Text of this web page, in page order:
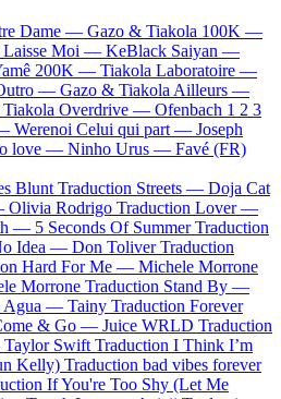
Dame — Gazo & Tiakola 100K —
Laisse Moi — KeBlack Saiyan —
200K — Tiakola Laboratoire —
— Gazo & Tiakola Ailleurs —
Overdrive — Ofenbach 1 2 3
Werenoi Celui qui part — Joseph
love — Ninho Urus — Favé (FR)
Blunt Traduction Streets — Doja Cat
Olivia Rodrigo Traduction Lover —
— 5 Seconds Of Summer Traduction
Idea — Don Toliver Traduction
Hard For Me — Michele Morrone
Morrone Traduction Stand By —
Agua — Tainy Traduction Forever
& Go — Juice WRLD Traduction
Taylor Swift Traduction I Think I’m
Kelly) Traduction bad vibes forever
If You're Too Shy (Let Me